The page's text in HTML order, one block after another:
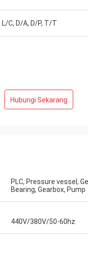
L/C, D/A, D/P, T/T
Hubungi Sekarang
PLC, Pressure vessel,
Bearing, Gearbox, Pump
440V/380V/50-60hz